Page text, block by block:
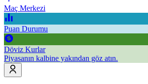
Maç Merkezi
Puan Durumu
Döviz Kurlar
Piyasanın kalbine yakından göz atın.